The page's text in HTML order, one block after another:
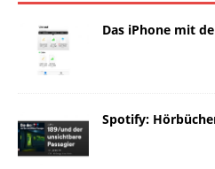
Das iPhone mit
Spotify: